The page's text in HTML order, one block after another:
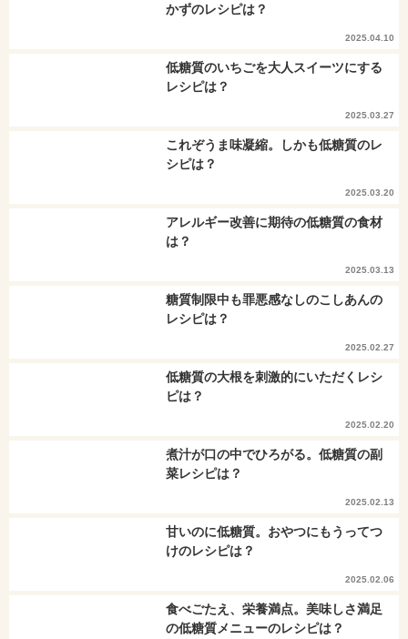
かずのレシピは？
2025.04.10
低糖質のいちごを大人スイーツにする
レシピは？
2025.03.27
これぞうま味凝縮。しかも低糖質のレ
シピは？
2025.03.20
アレルギー改善に期待の低糖質の食材
は？
2025.03.13
糖質制限中も罪悪感なしのこしあんの
レシピは？
2025.02.27
低糖質の大根を刺激的にいただくレシ
ピは？
2025.02.20
煮汁が口の中でひろがる。低糖質の副
菜レシピは？
2025.02.13
甘いのに低糖質。おやつにもうってつ
けのレシピは？
2025.02.06
食べごたえ、栄養満点。美味しさ満足
の低糖質メニューのレシピは？